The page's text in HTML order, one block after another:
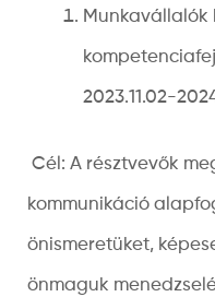
Munkavállalók
2023.11.02-
Cél: A résztvevők
kommunikáció
önismeretüket,
önmaguk